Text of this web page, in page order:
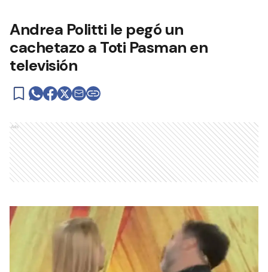
Andrea Politti le pegó un
cachetazo a Toti Pasman en
televisión
Ads